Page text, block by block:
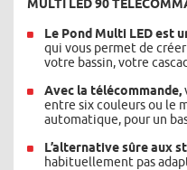
MULTI LED 90
Le Pond Multi LED est
qui vous permet de
votre bassin, votre
Avec la télécommande,
entre six couleurs ou le
automatique, pour un
L’alternative sûre aux
habituellement pas